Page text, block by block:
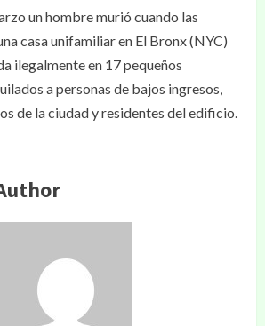
un hombre murió cuando las
casa unifamiliar en El Bronx (NYC)
ilegalmente en 17 pequeños
a personas de bajos ingresos,
de la ciudad y residentes del edificio.